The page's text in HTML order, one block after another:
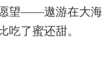
望——遨游在大海
吃了蜜还甜。